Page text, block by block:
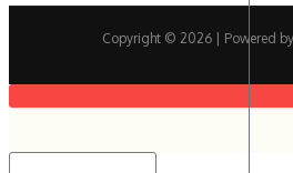
Copyright © 2026 | Powered by